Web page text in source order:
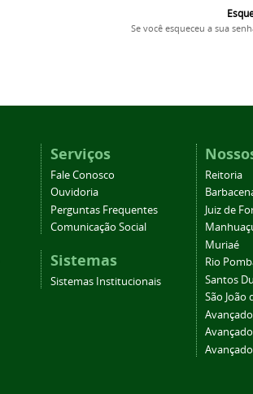
Se você esqueceu a sua
Serviços
Fale Conosco
Ouvidoria
Perguntas Frequentes
Comunicação Social
Sistemas
Sistemas Institucionais
Reitoria
Juiz de
Muriaé
Rio
Santos
São João